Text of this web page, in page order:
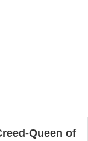
Queen of